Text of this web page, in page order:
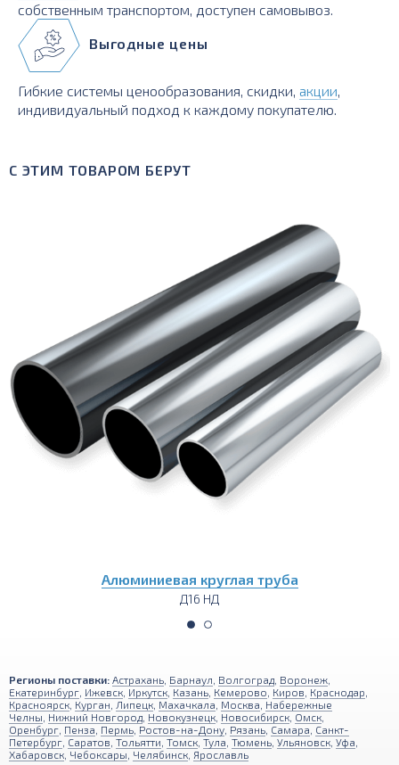
собственным транспортом, доступен самовывоз.
Выгодные цены
Гибкие системы ценообразования, скидки, акции,
индивидуальный подход к каждому покупателю.
С ЭТИМ ТОВАРОМ БЕРУТ
Алюминиевый пруток (круг)
Регионы поставки: Астрахань Барнаул Волгоград Воронеж
Екатеринбург Ижевск Иркутск Казань Кемерово Киров Краснодар
Красноярск Курган Липецк Махачкала Москва Набережные
Челны Нижний Новгород Новокузнецк Новосибирск Омск
Оренбург Пенза Пермь Ростов-на-Дону Рязань Самара Санкт-
Петербург Саратов Тольятти Томск Тула Тюмень Ульяновск Уфа
Хабаровск Чебоксары Челябинск Ярославль